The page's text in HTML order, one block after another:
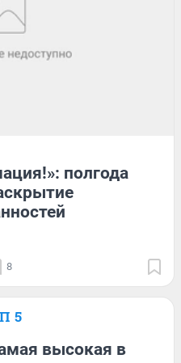
полгода
8
5
высокая в